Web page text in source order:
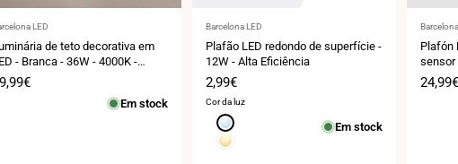
LED
de teto decorativa em
- Branca - 36W - 4000K -
- IP20
Em stock
Fornecedor:
Barcelona LED
Plafão LED redondo de superfície -
12W - Alta Eficiência
Preço
de
venda
2,99€
Cor da luz
Branco
frio
Branco
Em stock
Plafón
sensor
Preço
24,99€